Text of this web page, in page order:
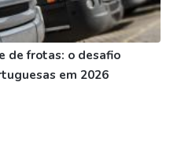
de frotas: o desafio
em 2026